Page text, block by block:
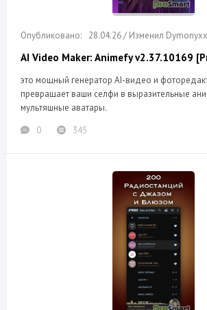
28.04.26 / Изменил
AI Video Maker: Animefy v2.37.10169
это мощный генератор AI-видео и
превращает ваши селфи в выразительные
мультяшные аватары.
0
345